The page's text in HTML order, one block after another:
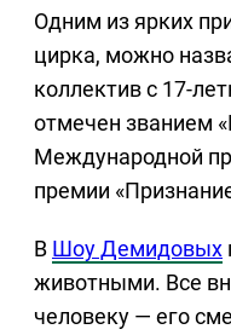
Одним из ярких
цирка, можно
коллектив с 17-
отмечен званием
Международной
премии
В Шоу Демидовых
животными. Все
человеку — его